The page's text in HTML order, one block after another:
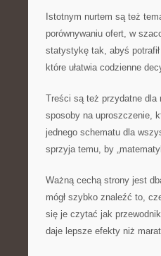
Istotnym nurtem są też
porównywaniu ofert, w
statystykę tak, abyś
które ułatwia codzienne
Treści są też przydatne
sposoby na uproszczenie,
jednego schematu dla
sprzyja temu, by
Ważną cechą strony jest
mógł szybko znaleźć to,
się je czytać jak
daje lepsze efekty niż